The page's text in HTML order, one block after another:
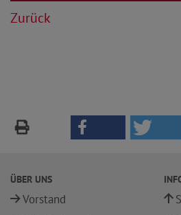
Zurück
ÜBER UNS
Vorstand